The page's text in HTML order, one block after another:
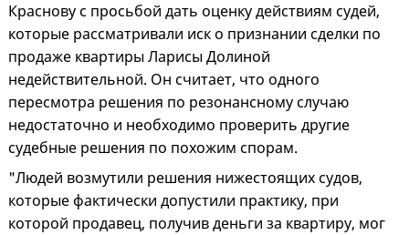
Краснову с просьбой дать оценку действиям судей,
которые рассматривали иск о признании сделки по
продаже квартиры Ларисы Долиной
недействительной. Он считает, что одного
пересмотра решения по резонансному случаю
недостаточно и необходимо проверить другие
судебные решения по похожим спорам.
"Людей возмутили решения нижестоящих судов,
которые фактически допустили практику, при
которой продавец, получив деньги за квартиру, мог